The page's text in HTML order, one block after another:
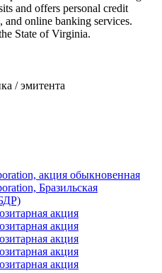
and offers personal credit
and online banking services.
State of Virginia.
/ эмитента
акция обыкновенная
Бразильская
акция
акция
акция
акция
акция